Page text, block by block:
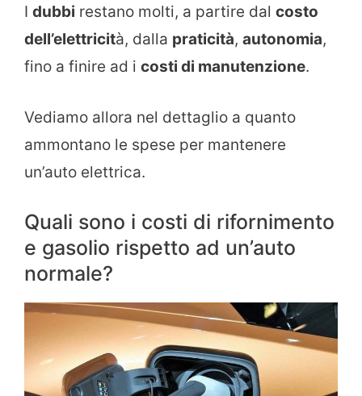
I dubbi restano molti, a partire dal costo
dell’elettricità, dalla praticità, autonomia,
fino a finire ad i costi di manutenzione.
Vediamo allora nel dettaglio a quanto
ammontano le spese per mantenere
un’auto elettrica.
Quali sono i costi di rifornimento
e gasolio rispetto ad un’auto
normale?